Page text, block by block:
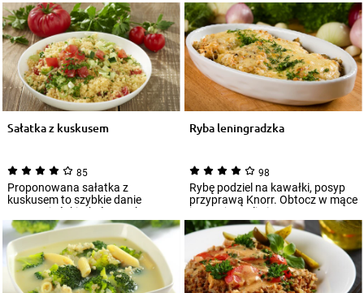
sposobów. Przep...
orientacyjnych...
Sałatka z kuskusem
85
Proponowana sałatka z
kuskusem to szybkie danie
wegetariańskie, które zaskoczy
Was oryginalnym sm...
Ryba leningradzka
98
Rybę podziel na kawałki, posyp
przyprawą Knorr. Obtocz w mące
i usmaż na oliwie.